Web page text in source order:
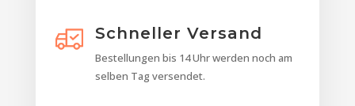
Schneller Versand
Bestellungen bis 14 Uhr werden noch am
selben Tag versendet.